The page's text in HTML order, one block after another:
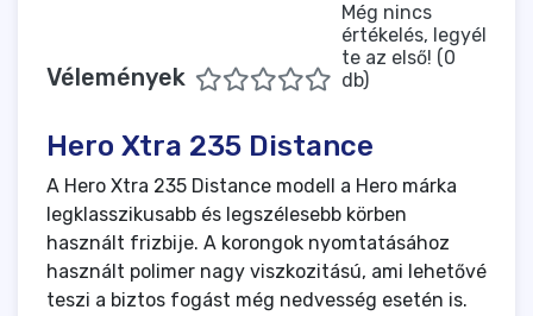
Vélemények
Még nincs
értékelés, legyél
te az első! (0
db)
Hero Xtra 235 Distance
A Hero Xtra 235 Distance modell a Hero márka
legklasszikusabb és legszélesebb körben
használt frizbije. A korongok nyomtatásához
használt polimer nagy viszkozitású, ami lehetővé
teszi a biztos fogást még nedvesség esetén is.